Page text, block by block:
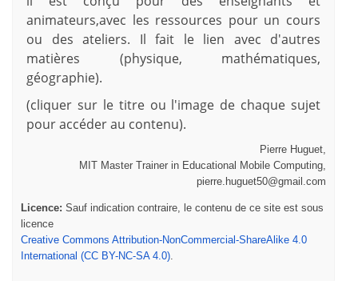
animateurs,avec les ressources pour un cours
ou des ateliers. Il fait le lien avec d'autres
matières (physique, mathématiques,
géographie).
(cliquer sur le titre ou l'image de chaque sujet
pour accéder au contenu).
Pierre Huguet,
MIT Master Trainer in Educational Mobile Computing,
pierre.huguet50@gmail.com
Licence: Sauf indication contraire, le contenu de ce site est sous
licence
Creative Commons Attribution-NonCommercial-ShareAlike 4.0
International (CC BY-NC-SA 4.0).